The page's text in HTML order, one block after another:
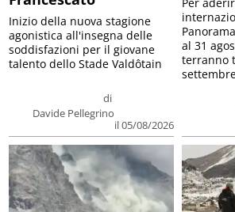
di
Davide Pellegrino
il 05/08/2026
Inizio della nuova stagione
agonistica all'insegna delle
soddisfazioni per il giovane
talento dello Stade Valdôtain
Per
al 31
terranno